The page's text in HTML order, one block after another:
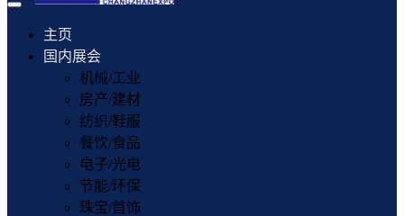
Toggle
navigation
主页
国内展会
机械/工业
房产/建材
纺织/鞋服
餐饮/食品
电子/光电
节能/环保
珠宝/首饰